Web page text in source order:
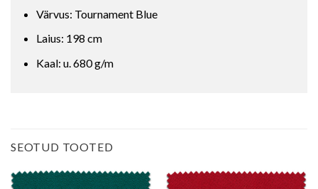
Värvus: Tournament Blue
Laius: 198 cm
Kaal: u. 680 g/m
SEOTUD TOOTED